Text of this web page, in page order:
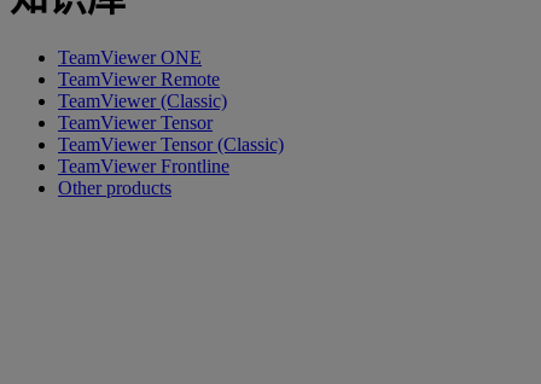
TeamViewer ONE
TeamViewer Remote
TeamViewer (Classic)
TeamViewer Tensor
TeamViewer Tensor (Classic)
TeamViewer Frontline
Other products